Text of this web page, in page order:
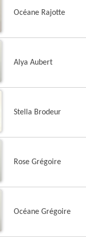
Océane Rajotte
Alya Aubert
Stella Brodeur
Rose Grégoire
Océane Grégoire